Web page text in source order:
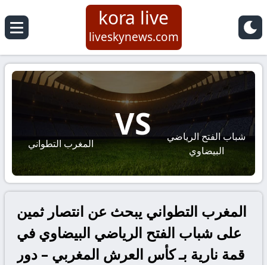
kora live
liveskynews.com
المغرب التطواني
VS
شباب الفتح الرياضي
البيضاوي
المغرب التطواني يبحث عن انتصار ثمين
على شباب الفتح الرياضي البيضاوي في
قمة نارية بـ كأس العرش المغربي – دور